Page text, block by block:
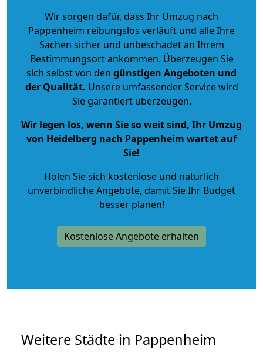
Wir sorgen dafür, dass Ihr Umzug nach
Pappenheim reibungslos verläuft und alle Ihre
Sachen sicher und unbeschadet an Ihrem
Bestimmungsort ankommen. Überzeugen Sie
sich selbst von den günstigen Angeboten und
der Qualität. Unsere umfassender Service wird
Sie garantiert überzeugen.
Wir legen los, wenn Sie so weit sind, Ihr Umzug
von Heidelberg nach Pappenheim wartet auf
Sie!
Holen Sie sich kostenlose und natürlich
unverbindliche Angebote, damit Sie Ihr Budget
besser planen!
Kostenlose Angebote erhalten
Weitere Städte in Pappenheim